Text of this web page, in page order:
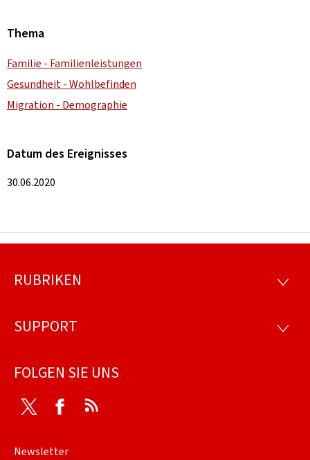
Thema
Familie - Familienleistungen
Gesundheit - Wohlbefinden
Migration - Demographie
Datum des Ereignisses
30.06.2020
Footer
RUBRIKEN
SUPPORT
FOLGEN SIE UNS
Twitter Facebook
Newsletter